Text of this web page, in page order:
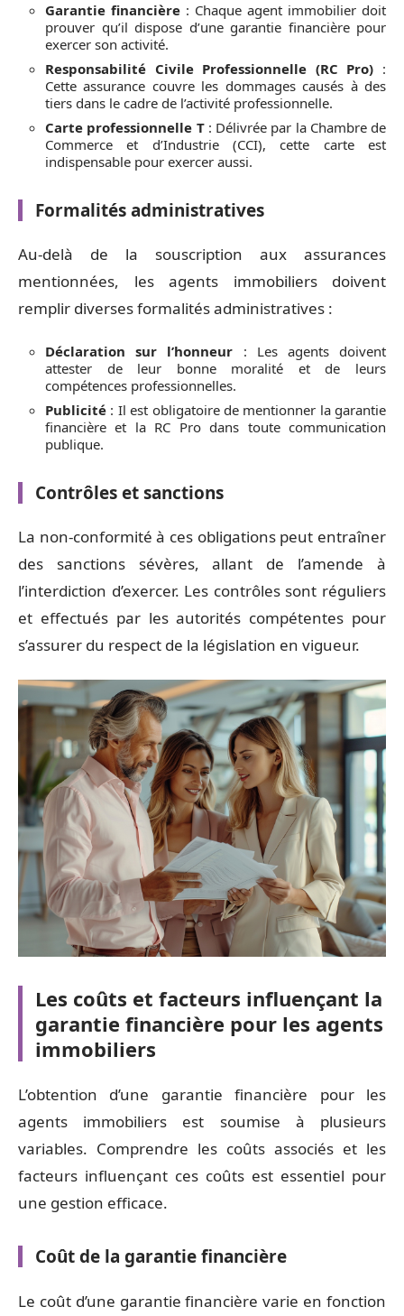
Garantie financière : Chaque agent immobilier doit
prouver qu’il dispose d’une garantie financière pour
exercer son activité.
Responsabilité Civile Professionnelle (RC Pro) :
Cette assurance couvre les dommages causés à des
tiers dans le cadre de l’activité professionnelle.
Carte professionnelle T: Délivrée par la Chambre de
Commerce et d’Industrie (CCI), cette carte est
indispensable pour exercer aussi.
Formalités administratives
Au-delà de la souscription aux assurances
mentionnées, les agents immobiliers doivent
remplir diverses formalités administratives :
Déclaration sur l’honneur : Les agents doivent
attester de leur bonne moralité et de leurs
compétences professionnelles.
Publicité : Il est obligatoire de mentionner la garantie
financière et la RC Pro dans toute communication
publique.
Contrôles et sanctions
La non-conformité à ces obligations peut entraîner
des sanctions sévères, allant de l’amende à
l’interdiction d’exercer. Les contrôles sont réguliers
et effectués par les autorités compétentes pour
s’assurer du respect de la législation en vigueur.
Les coûts et facteurs influençant la
garantie financière pour les agents
immobiliers
L’obtention d’une garantie financière pour les
agents immobiliers est soumise à plusieurs
variables. Comprendre les coûts associés et les
facteurs influençant ces coûts est essentiel pour
une gestion efficace.
Coût de la garantie financière
Le coût d’une garantie financière varie en fonction